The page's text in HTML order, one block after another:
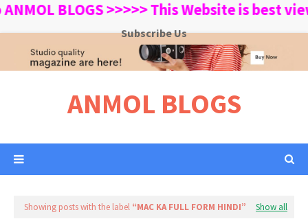
BLOGS >>>>> This Website is best
Subscribe Us
ANMOL BLOGS
Showing posts with the label MAC KA FULL FORM HINDI Show all